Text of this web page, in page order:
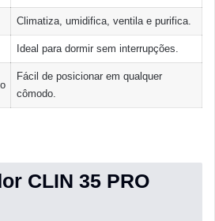
Climatiza, umidifica, ventila e purifica.
Ideal para dormir sem interrupções.
Fácil de posicionar em qualquer
cômodo.
CLIN 35 PRO